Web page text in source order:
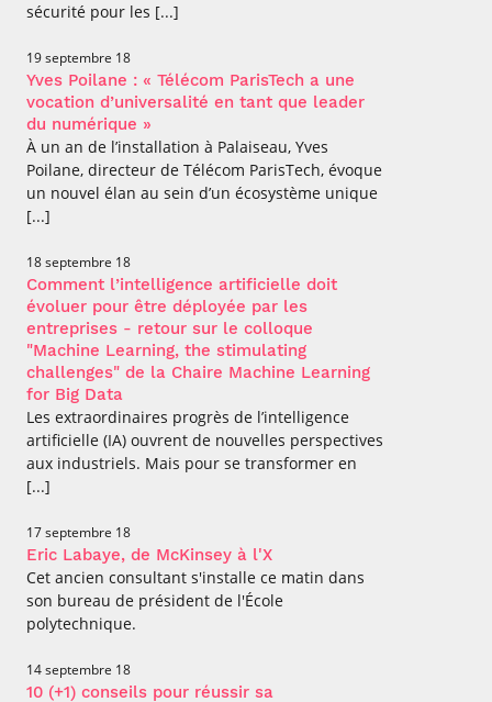
sécurité pour les [...]
19 septembre 18
Yves Poilane : « Télécom ParisTech a une
vocation d’universalité en tant que leader
du numérique »
À un an de l’installation à Palaiseau, Yves
Poilane, directeur de Télécom ParisTech, évoque
un nouvel élan au sein d’un écosystème unique
[...]
18 septembre 18
Comment l’intelligence artificielle doit
évoluer pour être déployée par les
entreprises - retour sur le colloque
"Machine Learning, the stimulating
challenges" de la Chaire Machine Learning
for Big Data
Les extraordinaires progrès de l’intelligence
artificielle (IA) ouvrent de nouvelles perspectives
aux industriels. Mais pour se transformer en
[...]
17 septembre 18
Eric Labaye, de McKinsey à l'X
Cet ancien consultant s'installe ce matin dans
son bureau de président de l'École
polytechnique.
14 septembre 18
10 (+1) conseils pour réussir sa